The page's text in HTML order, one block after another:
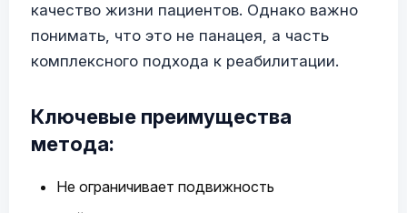
качество жизни пациентов. Однако важно
понимать, что это не панацея, а часть
комплексного подхода к реабилитации.
Ключевые преимущества
метода:
Не ограничивает подвижность